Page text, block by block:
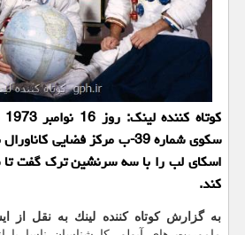
سكوی شماره 39-ب مركز فضایی
اسكای لب را با سه سرنشین ترك گفت تا
كند.
به گزارش كوتاه كننده لینك به نقل از